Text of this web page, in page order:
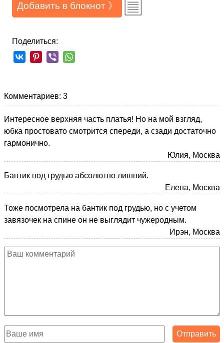
Добавить в блокнот 》
Поделиться:
Комментариев: 3
Интересное верхняя часть платья! Но на мой взгляд,
юбка простовато смотрится спереди, а сзади достаточно
гармонично.
Юлия, Москва
Бантик под грудью абсолютно лишний.
Елена, Москва
Тоже посмотрела на бантик под грудью, но с учетом
завязочек на спине он не выглядит чужеродным.
Ирэн, Москва